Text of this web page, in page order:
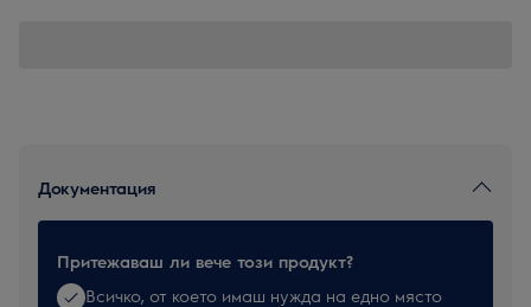
Документация
Притежаваш ли вече този продукт?
Всичко, от което имаш нужда на едно място